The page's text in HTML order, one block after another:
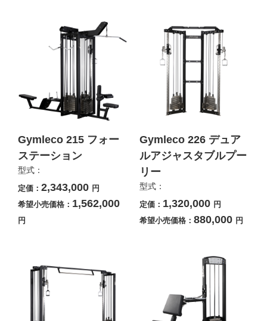
Gymleco 215 フォー
ステーション
型式：
定価： 2,343,000 円
希望小売価格： 1,562,000
円
Gymleco 226 デュア
ルアジャスタブルプー
リー
型式：
定価： 1,320,000 円
希望小売価格： 880,000 円